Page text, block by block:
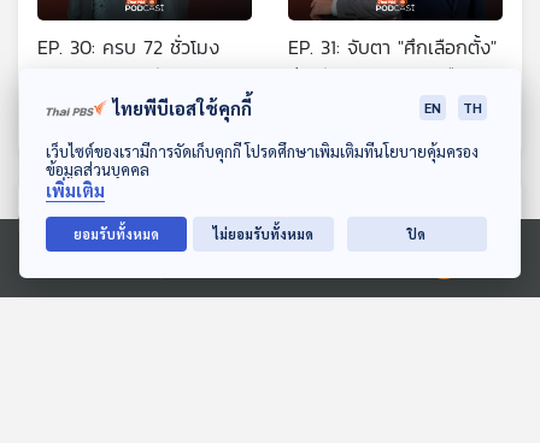
ดาวน์โหลด Thai PBS Podcast Application
Ⓒ 2020 องค์การกระจายเสียงและแพร่ภาพสาธารณะแห่งประเทศไทย
EP. 30: ครบ 72 ชั่วโมง
"หยุดยิง" ไทย-กัมพูชา
"สัญญาณบวก" สันติภาพ ?
ตอบโจทย์
EP. 31: จับตา "ศึกเลือกตั้ง"
อ่านสัญญาณ "การเมือง
ตอนที่เกี่ยวข้อง
ไทยพีบีเอสใช้คุกกี้ EN TH
เว็บไซต์ของเรามีการจัดเก็บคุกกี้ โปรดศึกษาเพิ่มเติมที่นโยบายคุ้มครอง
ข้อมูลส่วนบุคคล
เพิ่มเติม
ยอมรับทั้งหมด ไม่ยอมรับทั้งหมด ปิด